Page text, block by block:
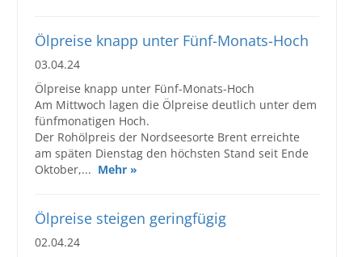
Ölpreise knapp unter Fünf-Monats-Hoch
03.04.24
Ölpreise knapp unter Fünf-Monats-Hoch
Am Mittwoch lagen die Ölpreise deutlich unter dem
fünfmonatigen Hoch.
Der Rohölpreis der Nordseesorte Brent erreichte
am späten Dienstag den höchsten Stand seit Ende
Oktober,... Mehr »
Ölpreise steigen geringfügig
02.04.24